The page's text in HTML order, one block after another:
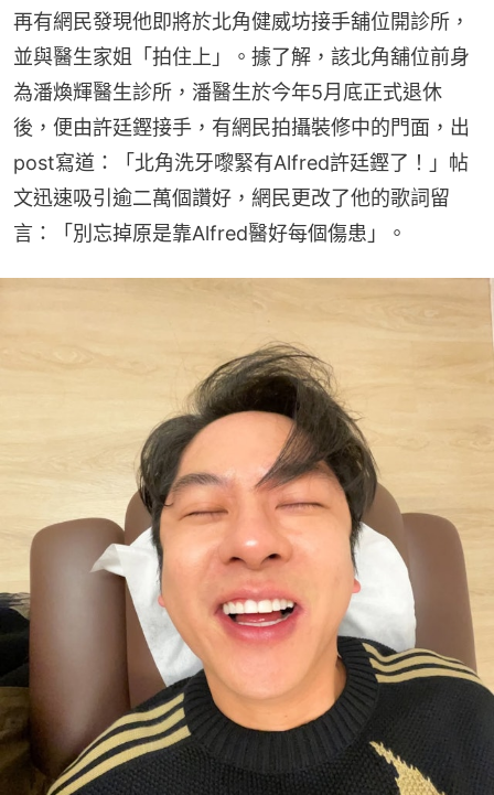
再有網民發現他即將於北角健威坊接手舖位開診所，
並與醫生家姐「拍住上」。據了解，該北角舖位前身
為潘煥輝醫生診所，潘醫生於今年5月底正式退休
後，便由許廷鏗接手，有網民拍攝裝修中的門面，出
post寫道：「北角洗牙嚟緊有Alfred許廷鏗了！」帖
文迅速吸引逾二萬個讚好，網民更改了他的歌詞留
言：「別忘掉原是靠Alfred醫好每個傷患」。